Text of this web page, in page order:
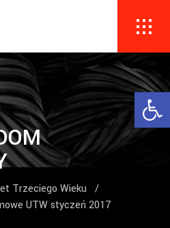
Trzeciego Wieku
/
UTW styczeń 2017